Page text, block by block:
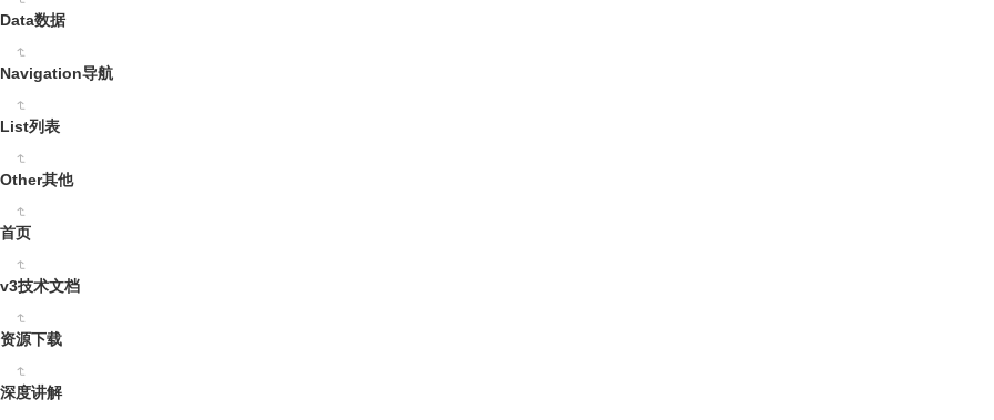
Data数据
Navigation导航
List列表
Other其他
首页
v3技术文档
资源下载
深度讲解